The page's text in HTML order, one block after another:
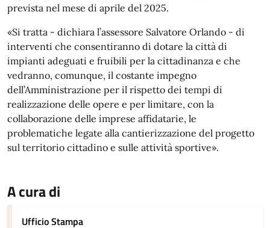
prevista nel mese di aprile del 2025.
«Si tratta - dichiara l’assessore Salvatore Orlando - di
interventi che consentiranno di dotare la città di
impianti adeguati e fruibili per la cittadinanza e che
vedranno, comunque, il costante impegno
dell’Amministrazione per il rispetto dei tempi di
realizzazione delle opere e per limitare, con la
collaborazione delle imprese affidatarie, le
problematiche legate alla cantierizzazione del progetto
sul territorio cittadino e sulle attività sportive».
A cura di
Ufficio Stampa